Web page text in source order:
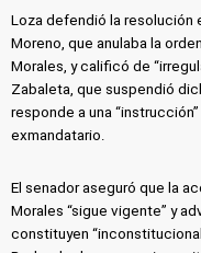
Loza defendió la resolución
Moreno, que anulaba la
Morales, y calificó de
Zabaleta, que suspendió
responde a una
exmandatario.
El senador aseguró que la
Morales “sigue vigente” y
constituyen